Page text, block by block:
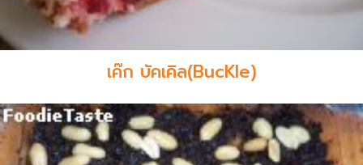
เค๊ก บัคเคิล(BucKle)